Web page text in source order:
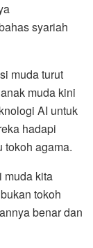
syariah
muda turut
muda kini
AI untuk
hadapi
tokoh agama.
muda kita
tokoh
benar dan